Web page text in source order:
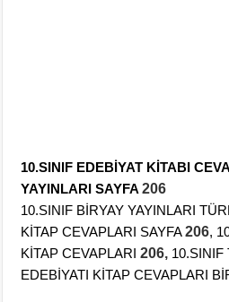
10.SINIF EDEBİYAT KİTABI
YAYINLARI SAYFA206
10.SINIF BİRYAY YAYINLARI
KİTAP CEVAPLARI SAYFA206,
KİTAP CEVAPLARI206, 10.SINIF
EDEBİYATI KİTAP CEVAPLARI